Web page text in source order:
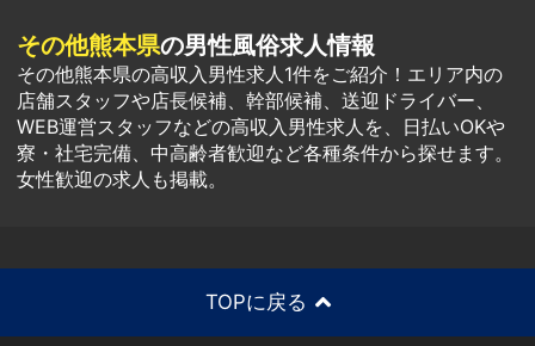
その他熊本県の男性風俗求人情報
その他熊本県の高収入男性求人1件をご紹介！エリア内の
店舗スタッフや店長候補、幹部候補、送迎ドライバー、
WEB運営スタッフなどの高収入男性求人を、日払いOKや
寮・社宅完備、中高齢者歓迎など各種条件から探せます。
女性歓迎の求人も掲載。
TOPに戻る